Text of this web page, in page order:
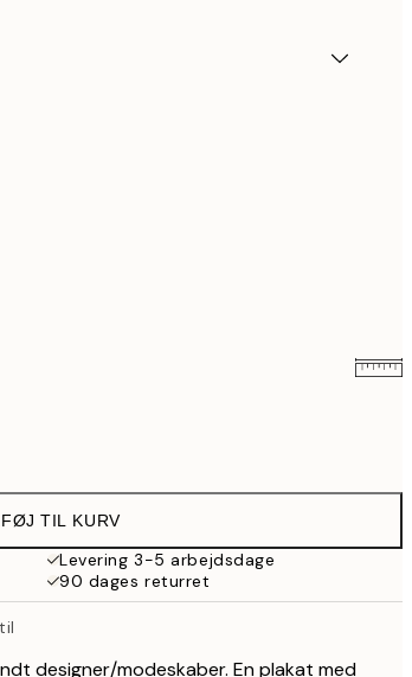
195 kr.
287 kr.
TIL KURV
Levering 3-5 arbejdsdage
90 dages returret
designer/modeskaber. En plakat med